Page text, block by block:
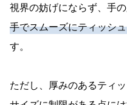
視界の妨げにならず、手
手でスムーズにティッシ
す。
ただし、厚みのあるティ